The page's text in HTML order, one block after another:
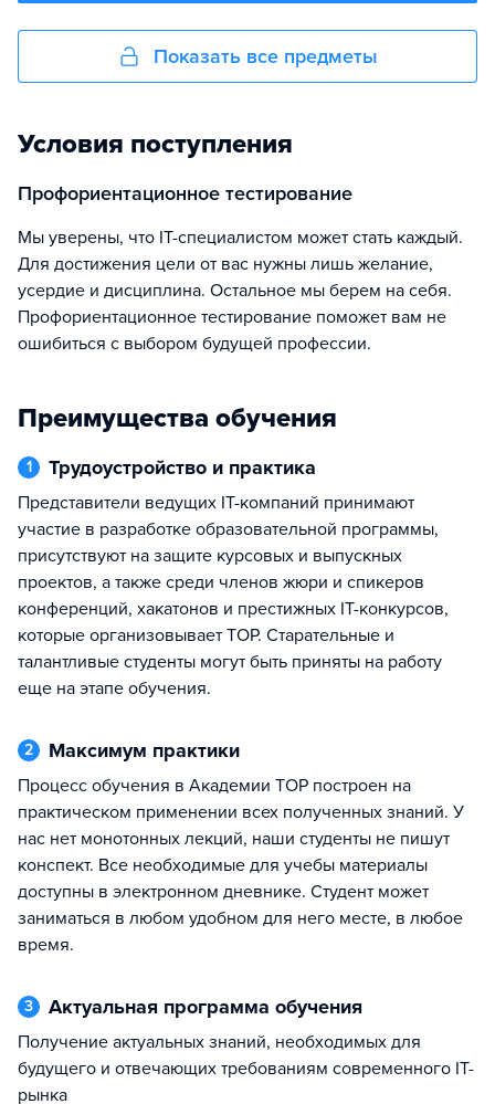
Показать все предметы
Условия поступления
Профориентационное тестирование
Мы уверены, что IT-специалистом может стать каждый.
Для достижения цели от вас нужны лишь желание,
усердие и дисциплина. Остальное мы берем на себя.
Профориентационное тестирование поможет вам не
ошибиться с выбором будущей профессии.
Преимущества обучения
1 Трудоустройство и практика
Представители ведущих IT-компаний принимают
участие в разработке образовательной программы,
присутствуют на защите курсовых и выпускных
проектов, а также среди членов жюри и спикеров
конференций, хакатонов и престижных IT-конкурсов,
которые организовывает TOP. Старательные и
талантливые студенты могут быть приняты на работу
еще на этапе обучения.
2 Максимум практики
Процесс обучения в Академии TOP построен на
практическом применении всех полученных знаний. У
нас нет монотонных лекций, наши студенты не пишут
конспект. Все необходимые для учебы материалы
доступны в электронном дневнике. Студент может
заниматься в любом удобном для него месте, в любое
время.
3 Актуальная программа обучения
Получение актуальных знаний, необходимых для
будущего и отвечающих требованиям современного IT-
рынка